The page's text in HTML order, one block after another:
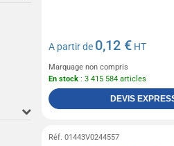
A partir de 0,12 € HT
Marquage non compris
En stock : 3 415 584 articles
DEVIS
Réf. 01443V0244557